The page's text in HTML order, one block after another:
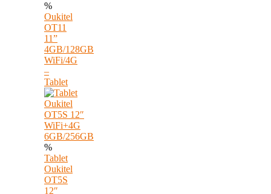
%
Oukitel
OT11
11”
4GB/128GB
WiFi/4G
–
Tablet
%
Tablet
Oukitel
OT5S
12″